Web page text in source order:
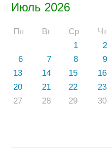
Июль 2026
Пн Вт Ср Чт
1
2
6
7 8 9
13
14 15 16
20
21 22 23
27
28 29 30